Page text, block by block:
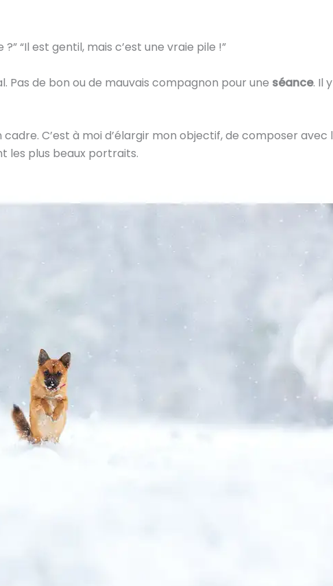
“Il est gentil, mais c’est une vraie pile !”
Pas de bon ou de mauvais compagnon pour une séance. Il
C’est à moi d’élargir mon objectif, de composer
les plus beaux portraits.